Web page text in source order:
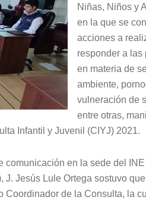
Niñas, Niños y
en la que se
acciones a
responder a las
en materia de
ambiente,
vulneración de
entre otras,
Infantil y Juvenil (CIYJ) 2021.
en la sede del
Jesús Lule Ortega sostuvo
Coordinador de la Consulta, la